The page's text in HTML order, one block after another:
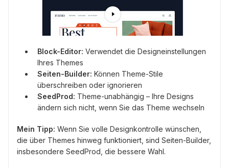
Block-Editor: Verwendet die Designeinstellungen
Ihres Themes
Seiten-Builder: Können Theme-Stile
überschreiben oder ignorieren
SeedProd: Theme-unabhängig – Ihre Designs
ändern sich nicht, wenn Sie das Theme wechseln
Mein Tipp: Wenn Sie volle Designkontrolle wünschen,
die über Themes hinweg funktioniert, sind Seiten-Builder,
insbesondere SeedProd, die bessere Wahl.